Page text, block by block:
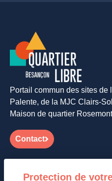
Portail commun des sites de
Palente, de la MJC Clairs-
Maison de quartier
Contact